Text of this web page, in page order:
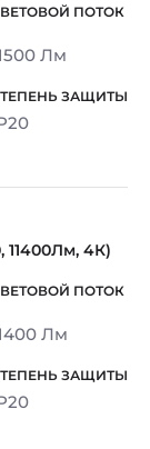
Лм
11400Лм, 4К)
Лм